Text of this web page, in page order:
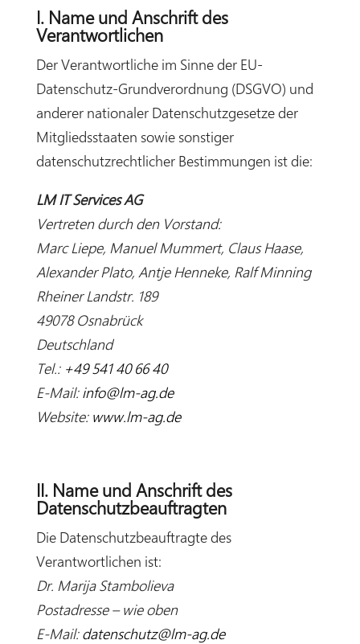
I. Name und Anschrift des
Verantwortlichen
Der Verantwortliche im Sinne der EU-
Datenschutz-Grundverordnung (DSGVO) und
anderer nationaler Datenschutzgesetze der
Mitgliedsstaaten sowie sonstiger
datenschutzrechtlicher Bestimmungen ist die:
LM IT Services AG
Vertreten durch den Vorstand:
Marc Liepe, Manuel Mummert, Claus Haase,
Alexander Plato, Antje Henneke, Ralf Minning
Rheiner Landstr. 189
49078 Osnabrück
Deutschland
Tel.: +49 541 40 66 40
E-Mail:info@lm-ag.de
Website: www.lm-ag.de
II. Name und Anschrift des
Datenschutzbeauftragten
Die Datenschutzbeauftragte des
Verantwortlichen ist:
Dr. Marija Stambolieva
Postadresse – wie oben
E-Mail:datenschutz@lm-ag.de